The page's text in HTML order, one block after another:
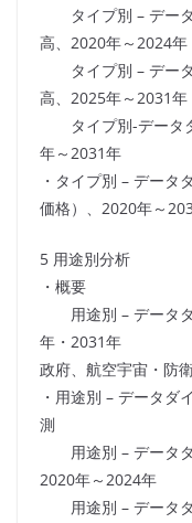
タイプ別 – データ
高、2020年～2024年
タイプ別 – データ
高、2025年～2031年
タイプ別-データ
年～2031年
・タイプ別 – データ
価格）、2020年～
5 用途別分析
・概要
用途別 – データダ
年・2031年
政府、航空宇宙・防
・用途別 – データダ
測
用途別 – データダ
2020年～2024年
用途別 – データダ